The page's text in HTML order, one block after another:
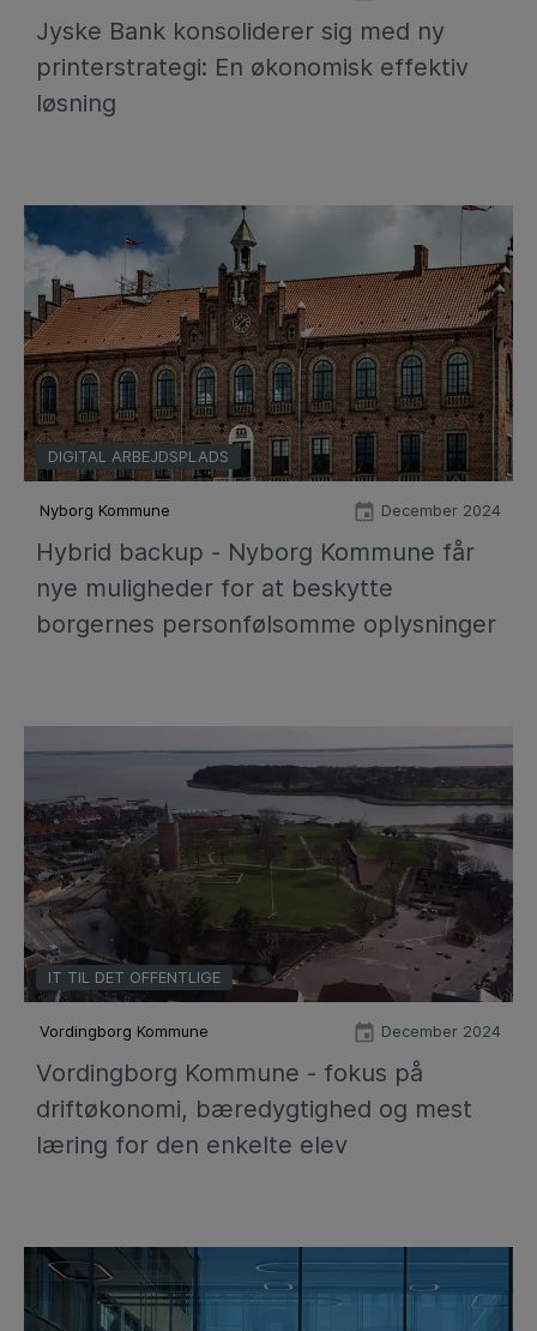
Jyske Bank konsoliderer sig med ny
printerstrategi: En økonomisk effektiv
løsning
DIGITAL ARBEJDSPLADS
Nyborg Kommune December 2024
Hybrid backup - Nyborg Kommune får
nye muligheder for at beskytte
borgernes personfølsomme oplysninger
IT TIL DET OFFENTLIGE
Vordingborg Kommune December 2024
Vordingborg Kommune - fokus på
driftøkonomi, bæredygtighed og mest
læring for den enkelte elev